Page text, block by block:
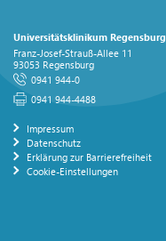
Universitätsklinikum Regensburg
Franz-Josef-Strauß-Allee 11
93053 Regensburg
0941 944-0
0941 944-4488
Impressum
Datenschutz
Erklärung zur Barrierefreiheit
Cookie-Einstellungen